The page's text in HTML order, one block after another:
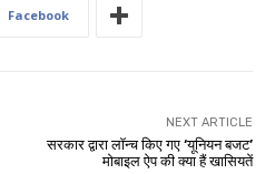
Facebook
NEXT ARTICLE
सरकार द्वारा लॉन्च किए गए ‘यूनियन बजट’
मोबाइल ऐप की क्या हैं खासियतें